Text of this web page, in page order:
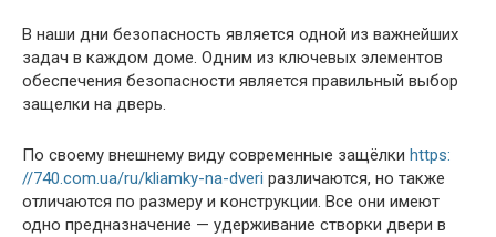
В наши дни безопасность является одной из важнейших
задач в каждом доме. Одним из ключевых элементов
обеспечения безопасности является правильный выбор
защелки на дверь.
По своему внешнему виду современные защёлки https:
//740.com.ua/ru/kliamky-na-dveri различаются, но также
отличаются по размеру и конструкции. Все они имеют
одно предназначение — удерживание створки двери в